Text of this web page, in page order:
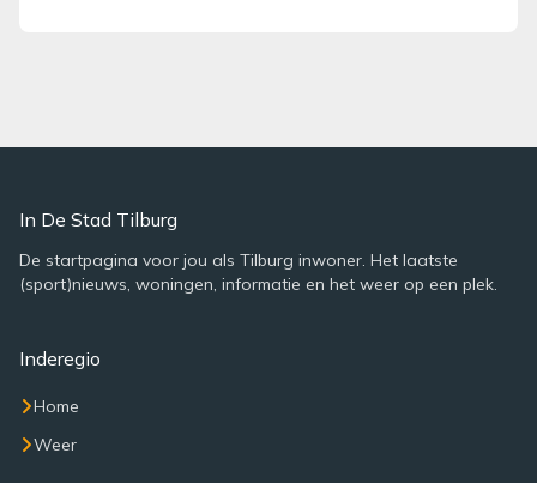
In De Stad Tilburg
De startpagina voor jou als Tilburg inwoner. Het laatste
(sport)nieuws, woningen, informatie en het weer op een plek.
Inderegio
Home
Weer